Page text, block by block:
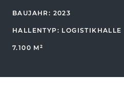
BAUJAHR: 2023
HALLENTYP: LOGISTIKHALLE
7.100 M²